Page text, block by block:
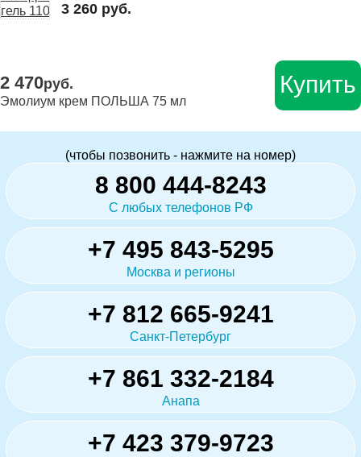
3 260 руб.
2 470руб.
Эмолиум крем ПОЛЬША 75 мл
Купить
(чтобы позвонить - нажмите на номер)
8 800 444-8243
С любых телефонов РФ
+7 495 843-5295
Москва и регионы
+7 812 665-9241
Санкт-Петербург
+7 861 332-2184
Анапа
+7 423 379-9723